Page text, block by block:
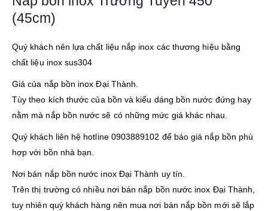
(45cm)
Quý khách nên lựa chất liệu nắp inox các thương hiệu bằng
chất liệu inox sus304
Giá của nắp bồn inox Đại Thành.
Tùy theo kích thước của bồn và kiểu dáng bồn nước đứng hay
nằm mà nắp bồn nước sẽ có những mức giá khác nhau.
Quý khách liên hệ hotline 0903889102 để báo giá nắp bồn phù
hợp với bồn nhà bạn.
Nơi bán nắp bồn nước inox Đại Thành uy tín.
Trên thị trường có nhiều nơi bán nắp bồn nước inox Đại Thành,
tuy nhiên quý khách hàng nên mua nơi bán nắp bồn mới sẽ lắp